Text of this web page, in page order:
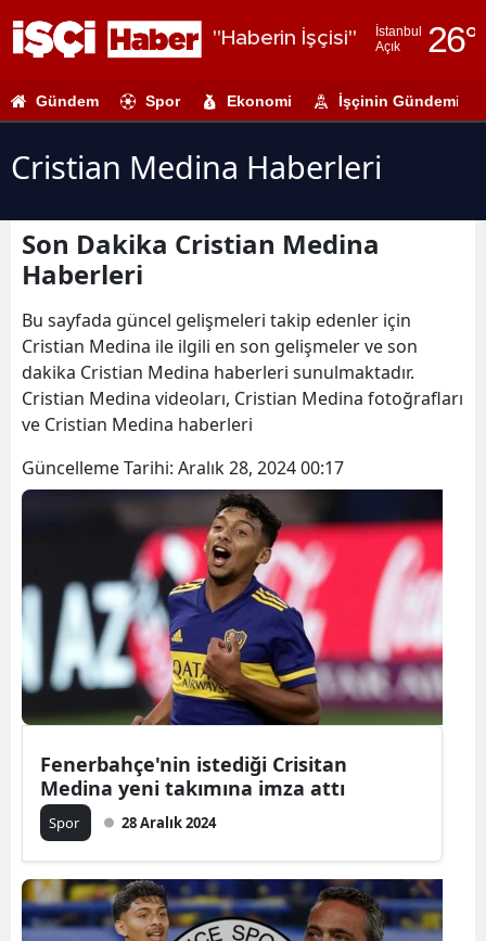
"Haberin İşçisi"
İstanbul
Açık
26°
Adıyaman
Antalya
Artvin
Bingöl
Bolu
Burdur
Bursa
Çorum
Denizli
Gündem Spor Ekonomi İşçinin Gündemi
Cristian Medina Haberleri
Son Dakika Cristian Medina
Haberleri
Bu sayfada güncel gelişmeleri takip edenler için
Cristian Medina ile ilgili en son gelişmeler ve son
dakika Cristian Medina haberleri sunulmaktadır.
Cristian Medina videoları, Cristian Medina fotoğrafları
ve Cristian Medina haberleri
Güncelleme Tarihi: Aralık 28, 2024 00:17
Fenerbahçe'nin istediği Crisitan
Medina yeni takımına imza attı
Spor 28 Aralık 2024